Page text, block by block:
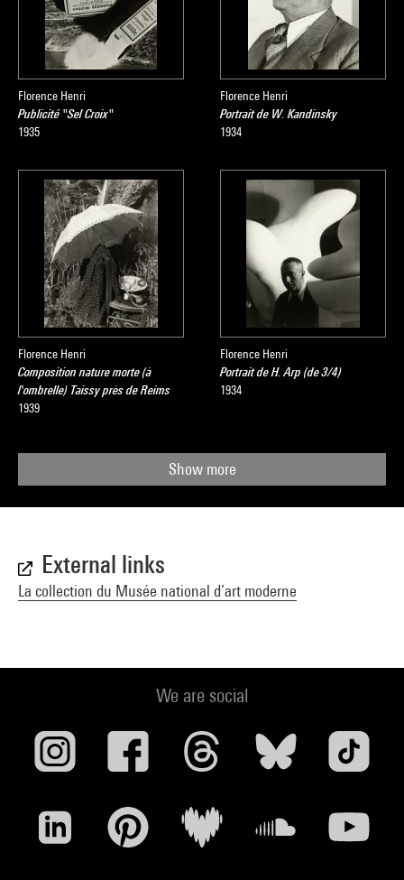
Florence Henri
Publicité "Sel Croix"
1935
Florence Henri
Portrait de W. Kandinsky
1934
Florence Henri
Composition nature morte (à
l'ombrelle) Taissy près de Reims
1939
Florence Henri
Portrait de H. Arp (de 3/4)
1934
Show more
External links
La collection du Musée national d’art moderne
We are social